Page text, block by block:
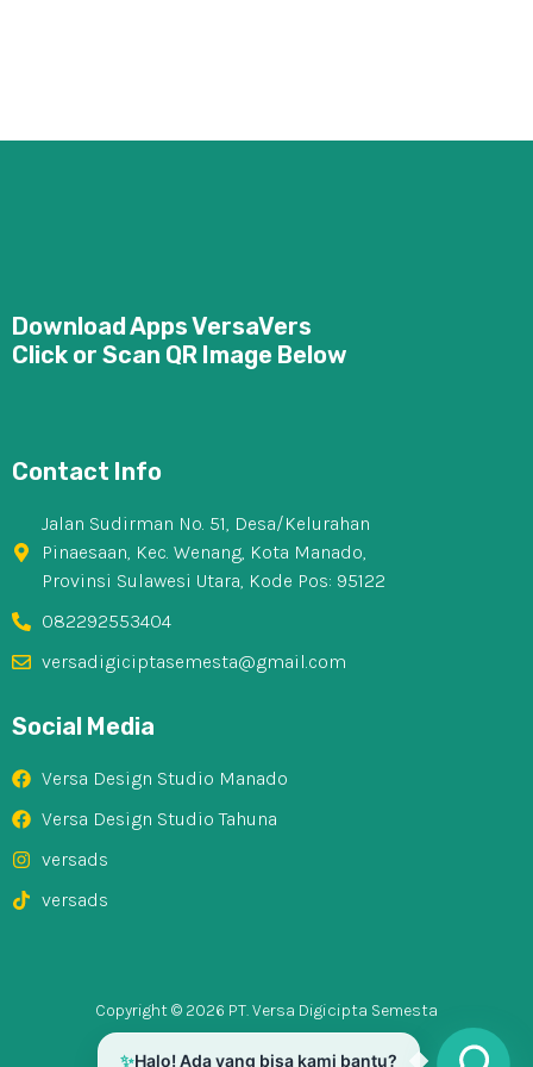
Download Apps VersaVers
Click or Scan QR Image Below
Contact Info
Jalan Sudirman No. 51, Desa/Kelurahan
Pinaesaan, Kec. Wenang, Kota Manado,
Provinsi Sulawesi Utara, Kode Pos: 95122
082292553404
versadigiciptasemesta@gmail.com
Social Media
Versa Design Studio Manado
Versa Design Studio Tahuna
versads
versads
Copyright © 2026 PT. Versa Digicipta Semesta
✨Halo! Ada yang bisa kami bantu?